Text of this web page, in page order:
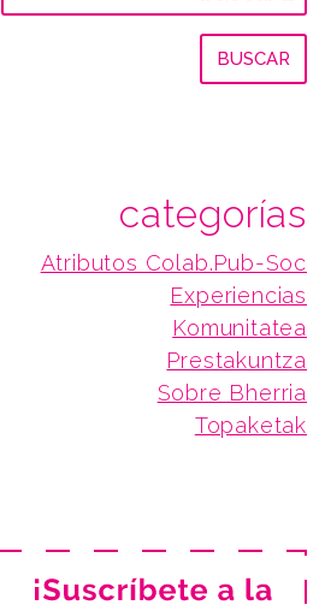
categorías
Atributos Colab.Pub-Soc
Experiencias
Komunitatea
Prestakuntza
Sobre Bherria
Topaketak